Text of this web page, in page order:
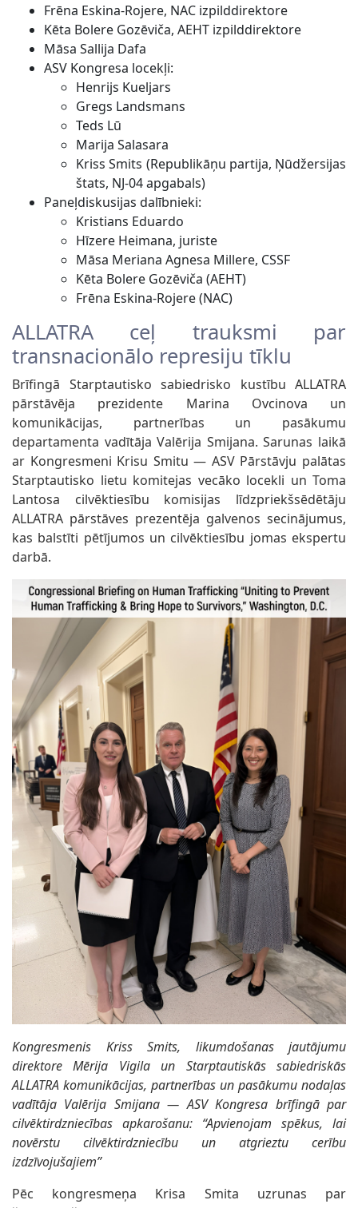
Frēna Eskina-Rojere, NAC izpilddirektore
Kēta Bolere Gozēviča, AEHT izpilddirektore
Māsa Sallija Dafa
ASV Kongresa locekļi:
Henrijs Kueljars
Gregs Landsmans
Teds Lū
Marija Salasara
Kriss Smits (Republikāņu partija, Ņūdžersijas
štats, NJ-04 apgabals)
Paneļdiskusijas dalībnieki:
Kristians Eduardo
Hīzere Heimana, juriste
Māsa Meriana Agnesa Millere, CSSF
Kēta Bolere Gozēviča (AEHT)
Frēna Eskina-Rojere (NAC)
ALLATRA ceļ trauksmi par
transnacionālo represiju tīklu
Brīfingā Starptautisko sabiedrisko kustību ALLATRA
pārstāvēja prezidente Marina Ovcinova un
komunikācijas, partnerības un pasākumu
departamenta vadītāja Valērija Smijana. Sarunas laikā
ar Kongresmeni Krisu Smitu — ASV Pārstāvju palātas
Starptautisko lietu komitejas vecāko locekli un Toma
Lantosa cilvēktiesību komisijas līdzpriekšsēdētāju
ALLATRA pārstāves prezentēja galvenos secinājumus,
kas balstīti pētījumos un cilvēktiesību jomas ekspertu
darbā.
Kongresmenis Kriss Smits, likumdošanas jautājumu
direktore Mērija Vigila un Starptautiskās sabiedriskās
ALLATRA komunikācijas, partnerības un pasākumu nodaļas
vadītāja Valērija Smijana — ASV Kongresa brīfingā par
cilvēktirdzniecības apkarošanu: “Apvienojam spēkus, lai
novērstu cilvēktirdzniecību un atgrieztu cerību
izdzīvojušajiem”
Pēc kongresmeņa Krisa Smita uzrunas par